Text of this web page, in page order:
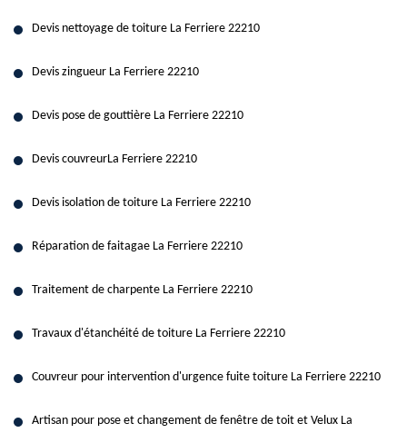
Devis nettoyage de toiture La Ferriere 22210
Devis zingueur La Ferriere 22210
Devis pose de gouttière La Ferriere 22210
Devis couvreurLa Ferriere 22210
Devis isolation de toiture La Ferriere 22210
Réparation de faitagae La Ferriere 22210
Traitement de charpente La Ferriere 22210
Travaux d'étanchéité de toiture La Ferriere 22210
Couvreur pour intervention d'urgence fuite toiture La Ferriere 22210
Artisan pour pose et changement de fenêtre de toit et Velux La